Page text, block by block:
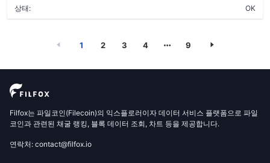
상태:
OK
1 2 3 4 9
Filfox는 파일코인(Filecoin)의 익스플로러이자 데이터 서비스 플랫폼으로 파일
코인과 관련된 채굴 랭킹, 블록 데이터 조회, 차트 등을 제공합니다.
연락처: contact@filfox.io